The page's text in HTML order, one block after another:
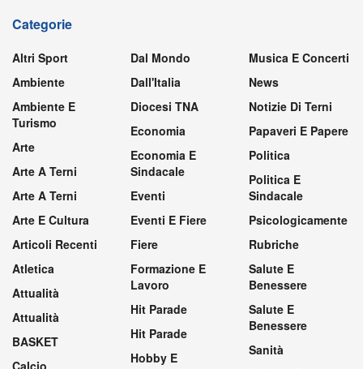
Categorie
Altri Sport
Ambiente
Ambiente E
Turismo
Arte
Arte A Terni
Arte A Terni
Arte E Cultura
Articoli Recenti
Atletica
Attualità
Attualità
BASKET
Dal Mondo
Dall'Italia
Diocesi TNA
Economia
Economia E
Sindacale
Eventi
Eventi E Fiere
Fiere
Formazione E
Lavoro
Hit Parade
Hit Parade
Hobby E
Musica E Concerti
News
Notizie Di Terni
Papaveri E Papere
Politica
Politica E
Sindacale
Psicologicamente
Rubriche
Salute E
Benessere
Salute E
Benessere
Sanità